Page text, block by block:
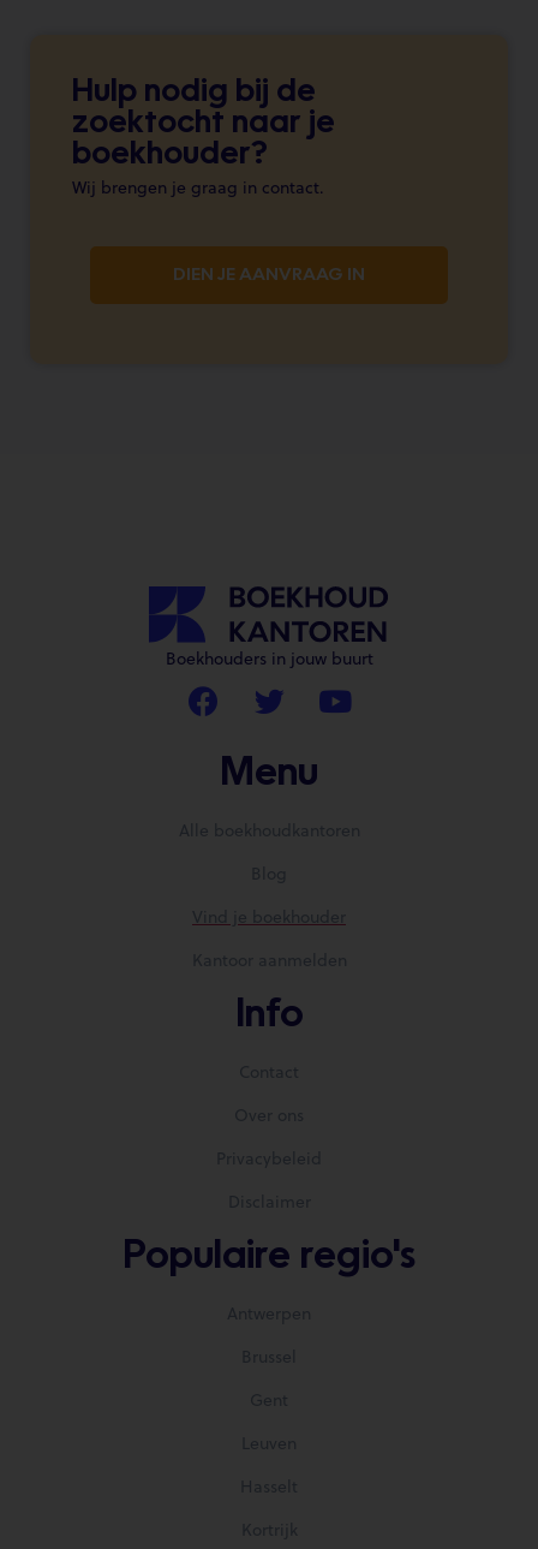
Hulp nodig bij de
zoektocht naar je
boekhouder?
Wij brengen je graag in contact.
DIEN JE AANVRAAG IN
Boekhouders in jouw buurt
Menu
Alle boekhoudkantoren
Blog
Vind je boekhouder
Kantoor aanmelden
Info
Contact
Over ons
Privacybeleid
Disclaimer
Populaire regio's
Antwerpen
Brussel
Gent
Leuven
Hasselt
Kortrijk